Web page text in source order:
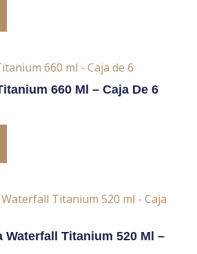
660 Ml – Caja De 6
990.00.
Titanium 520 Ml –
El
es: